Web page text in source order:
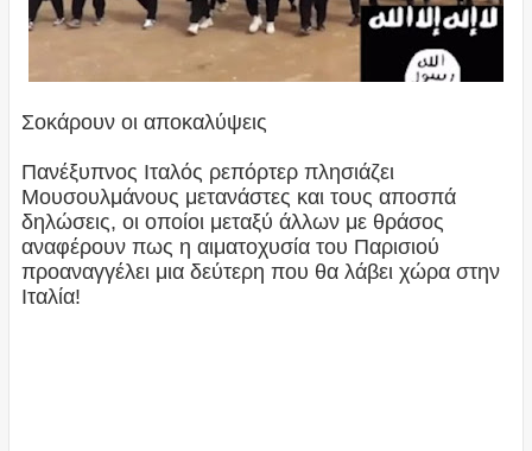
Σοκάρουν οι αποκαλύψεις
Πανέξυπνος Ιταλός ρεπόρτερ πλησιάζει
Μουσουλμάνους μετανάστες και τους αποσπά
δηλώσεις, οι οποίοι μεταξύ άλλων με θράσος
αναφέρουν πως η αιματοχυσία του Παρισιού
προαναγγέλει μια δεύτερη που θα λάβει χώρα στην
Ιταλία!